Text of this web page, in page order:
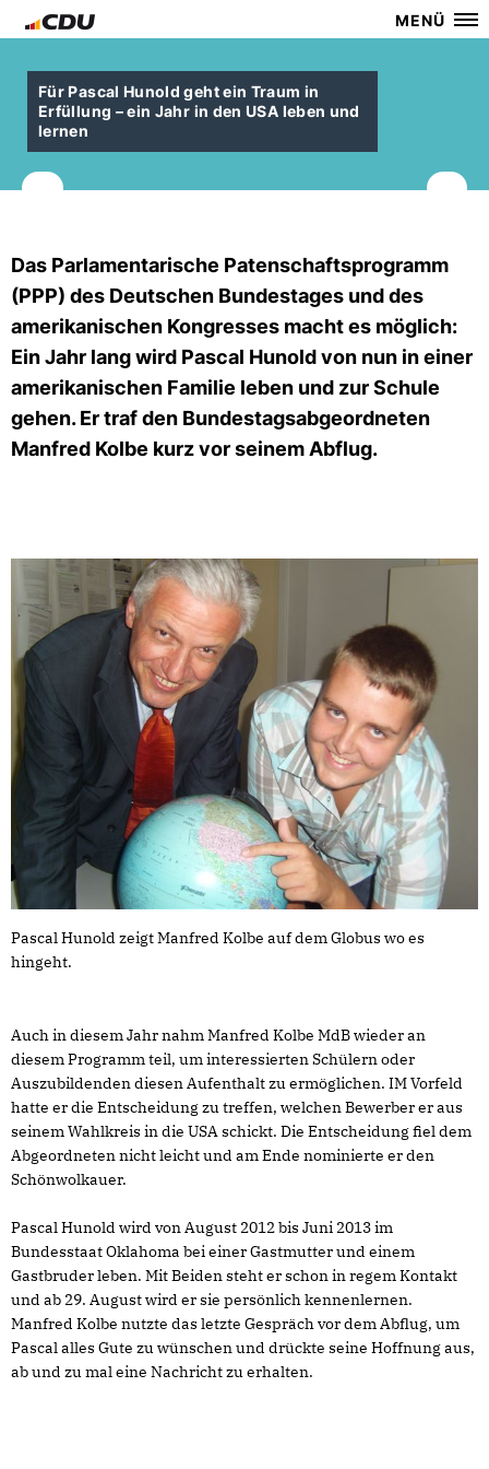
MENÜ
Für Pascal Hunold geht ein Traum in
Erfüllung – ein Jahr in den USA leben und
lernen
Das Parlamentarische Patenschaftsprogramm
(PPP) des Deutschen Bundestages und des
amerikanischen Kongresses macht es möglich:
Ein Jahr lang wird Pascal Hunold von nun in einer
amerikanischen Familie leben und zur Schule
gehen. Er traf den Bundestagsabgeordneten
Manfred Kolbe kurz vor seinem Abflug.
Pascal Hunold zeigt Manfred Kolbe auf dem Globus wo es
hingeht.
Auch in diesem Jahr nahm Manfred Kolbe MdB wieder an
diesem Programm teil, um interessierten Schülern oder
Auszubildenden diesen Aufenthalt zu ermöglichen. IM Vorfeld
hatte er die Entscheidung zu treffen, welchen Bewerber er aus
seinem Wahlkreis in die USA schickt. Die Entscheidung fiel dem
Abgeordneten nicht leicht und am Ende nominierte er den
Schönwolkauer.
Pascal Hunold wird von August 2012 bis Juni 2013 im
Bundesstaat Oklahoma bei einer Gastmutter und einem
Gastbruder leben. Mit Beiden steht er schon in regem Kontakt
und ab 29. August wird er sie persönlich kennenlernen.
Manfred Kolbe nutzte das letzte Gespräch vor dem Abflug, um
Pascal alles Gute zu wünschen und drückte seine Hoffnung aus,
ab und zu mal eine Nachricht zu erhalten.